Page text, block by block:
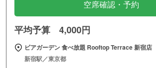
空席確認・予約
平均予算 4,000円
ビアガーデン 食べ放題 Rooftop Terrace 新宿店
新宿駅／東京都